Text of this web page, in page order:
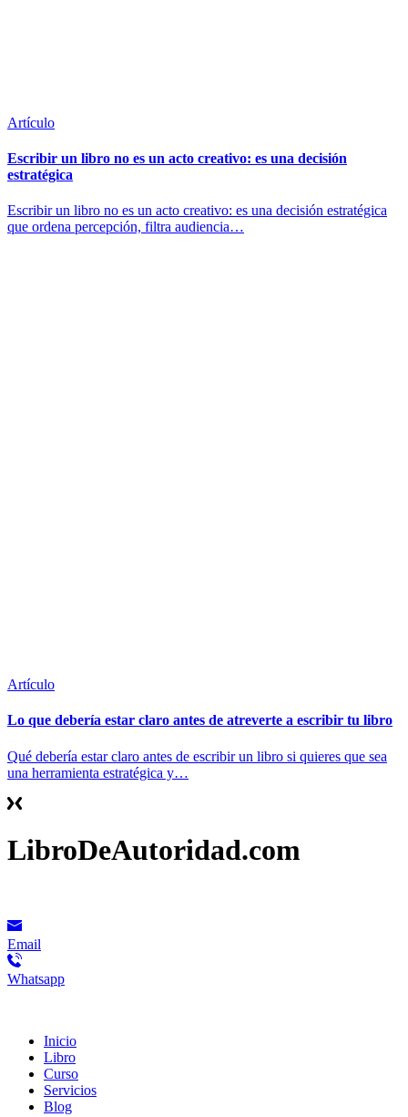
Artículo
Escribir un libro no es un acto creativo: es una decisión
estratégica
Escribir un libro no es un acto creativo: es una decisión estratégica
que ordena percepción, filtra audiencia…
Artículo
Lo que debería estar claro antes de atreverte a escribir tu libro
Qué debería estar claro antes de escribir un libro si quieres que sea
una herramienta estratégica y…
LibroDeAutoridad.com
Email
Whatsapp
Inicio
Libro
Curso
Servicios
Blog